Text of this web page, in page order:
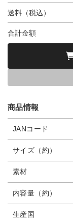
送料（税込）
合計金額
商品情報
JANコード
サイズ（約）
素材
内容量（約）
生産国